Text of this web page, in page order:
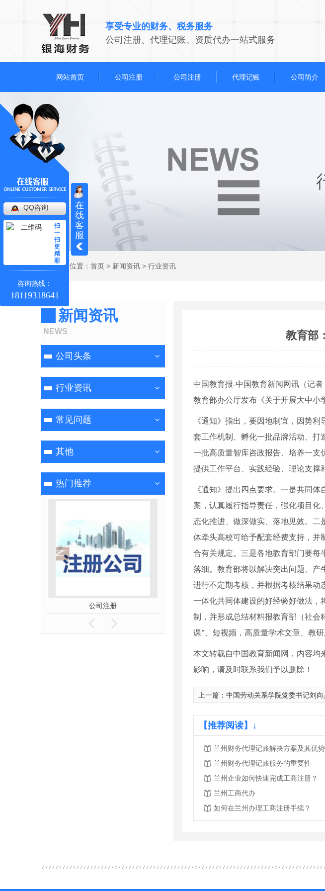
享受专业的财务、税务服务
公司注册、代理记账、资质代办一站式服务
网站首页 公司注册 公司注册 代理记账 公司简介
当前位置： 首页 > 新闻资讯 > 行业资讯
新闻资讯
NEWS
公司头条
行业资讯
常见问题
其他
热门推荐
公司注册 代理记账
教育部
中国教育报-中国教育新闻网讯（记者
教育部办公厅发布《关于开展大中小
《通知》指出，要因地制宜，因势
套工作机制、孵化一批品牌活动、打
一批高质量智库咨政报告、培养一支
提供工作平台、实践经验、理论支撑
《通知》提出四点要求。一是共同
案，认真履行指导责任，强化项目化
态化推进、做深做实、落地见效。二
体牵头高校可给予配套经费支持，并
合有关规定。三是各地教育部门要每
落细。教育部将以解决突出问题、产
进行不定期考核，并根据考核结果动
一体化共同体建设的好经验好做法，
制，并形成总结材料报教育部（社会
课”、短视频，高质量学术文章、教
本文转载自中国教育新闻网，内容均
影响，请及时联系我们予以删除！
上一篇： 中国劳动关系学院党委书记刘向兵为兰州交通大学马克思主
【推荐阅读】↓
兰州财务代理记账解决方案及其优势
兰州财务代理记账服务的重要性
兰州企业如何快速完成工商注册？
兰州工商代办
如何在兰州办理工商注册手续？
在
线
客
服
QQ咨询
扫
一
扫
更
精
彩
咨询热线：
18119318641